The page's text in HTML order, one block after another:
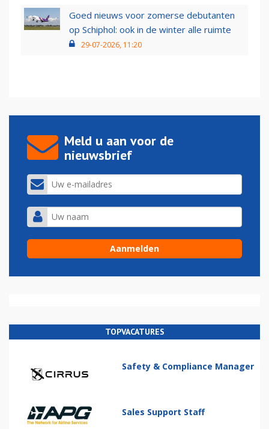
Goed nieuws voor zomerse debutanten
op Schiphol: ook in de winter alle ruimte
29-07-2026, 11:20
Meld u aan voor de
nieuwsbrief
TOPVACATURES
Safety & Compliance Manager
Sales Support Staff